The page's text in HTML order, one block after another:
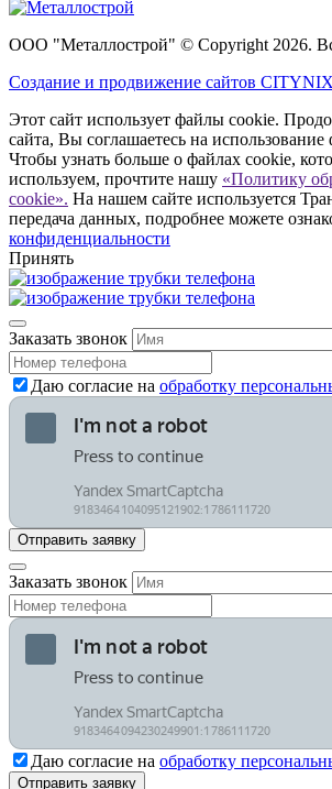
ООО "Металлострой" © Copyright 2026.
Создание и продвижение сайтов CITYNIX
Этот сайт использует файлы cookie.
сайта, Вы соглашаетесь на
Чтобы узнать больше о файлах cookie,
используем, прочтите нашу «Политику
cookie». На нашем сайте используется
передача данных, подробнее можете
конфиденциальности
Принять
Заказать звонок
Даю согласие на обработку
Заказать звонок
Даю согласие на обработку